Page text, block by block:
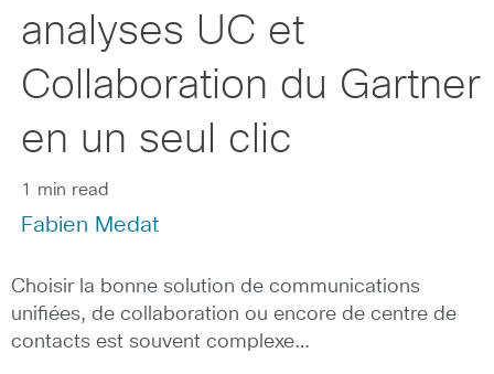
analyses UC et
Collaboration du Gartner
en un seul clic
1 min read
Fabien Medat
Choisir la bonne solution de communications
unifiées, de collaboration ou encore de centre de
contacts est souvent complexe…